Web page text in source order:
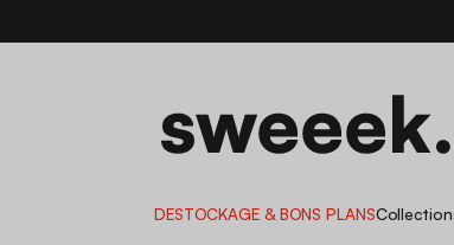
DESTOCKAGE & BONS PLANS